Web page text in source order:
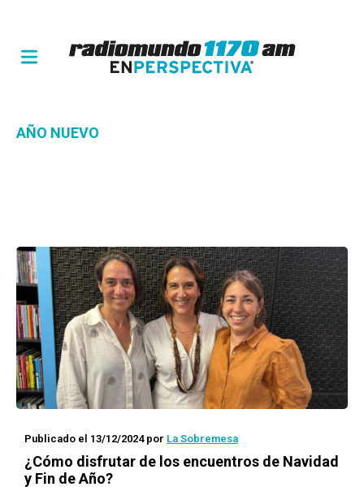
AÑO NUEVO
Publicado el 13/12/2024por La Sobremesa
¿Cómo disfrutar de los encuentros de Navidad
y Fin de Año?